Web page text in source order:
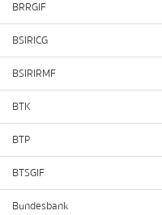
BRRGIF
BSIRICG
BSIRIRMF
BTK
BTP
BTSGIF
Bundesbank